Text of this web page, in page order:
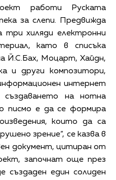
работи Руската
за слепи. Предвижда
три хиляди електронни
като в списъка
Й.С.Бах, Моцарт, Хайдн,
и други композитори,
интернет
на нотна
писмо е да се формира
които да са
зрение“, се казва в
документ, цитиран от
започнат още през
създаден един солиден